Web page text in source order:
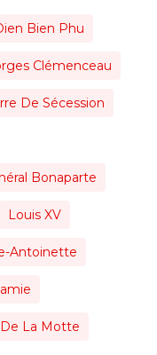
Bien Phu
Clémenceau
De Sécession
Bonaparte
Louis XV
Antoinette
De La Motte